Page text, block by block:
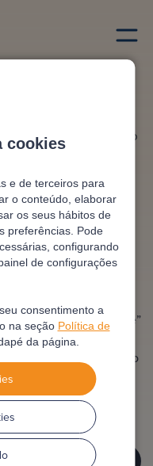
cookies
e de terceiros para
o conteúdo, elaborar
os seus hábitos de
preferências. Pode
configurando
de configurações
consentimento a
na seção Política de
da página.
habitacao
e revisto por
António
certo pode
longo do contrato.
como “portabilidade”
condições
o teu contrato
te com clareza
de forma 100%
transparência.
JÁ